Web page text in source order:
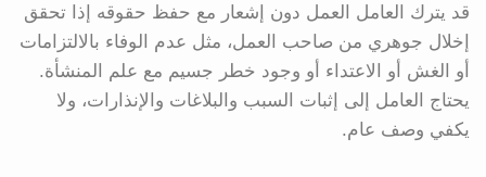
قد يترك العامل العمل دون إشعار مع حفظ حقوقه إذا تحقق
إخلال جوهري من صاحب العمل، مثل عدم الوفاء بالالتزامات
أو الغش أو الاعتداء أو وجود خطر جسيم مع علم المنشأة.
يحتاج العامل إلى إثبات السبب والبلاغات والإنذارات، ولا
يكفي وصف عام.